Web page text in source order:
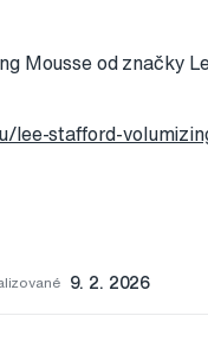
Mousse od značky
lee-stafford-
9. 2. 2026